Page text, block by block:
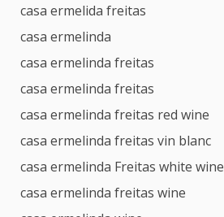
casa ermelida freitas
casa ermelinda
casa ermelinda freitas
casa ermelinda freitas
casa ermelinda freitas red wine
casa ermelinda freitas vin blanc
casa ermelinda Freitas white wine
casa ermelinda freitas wine